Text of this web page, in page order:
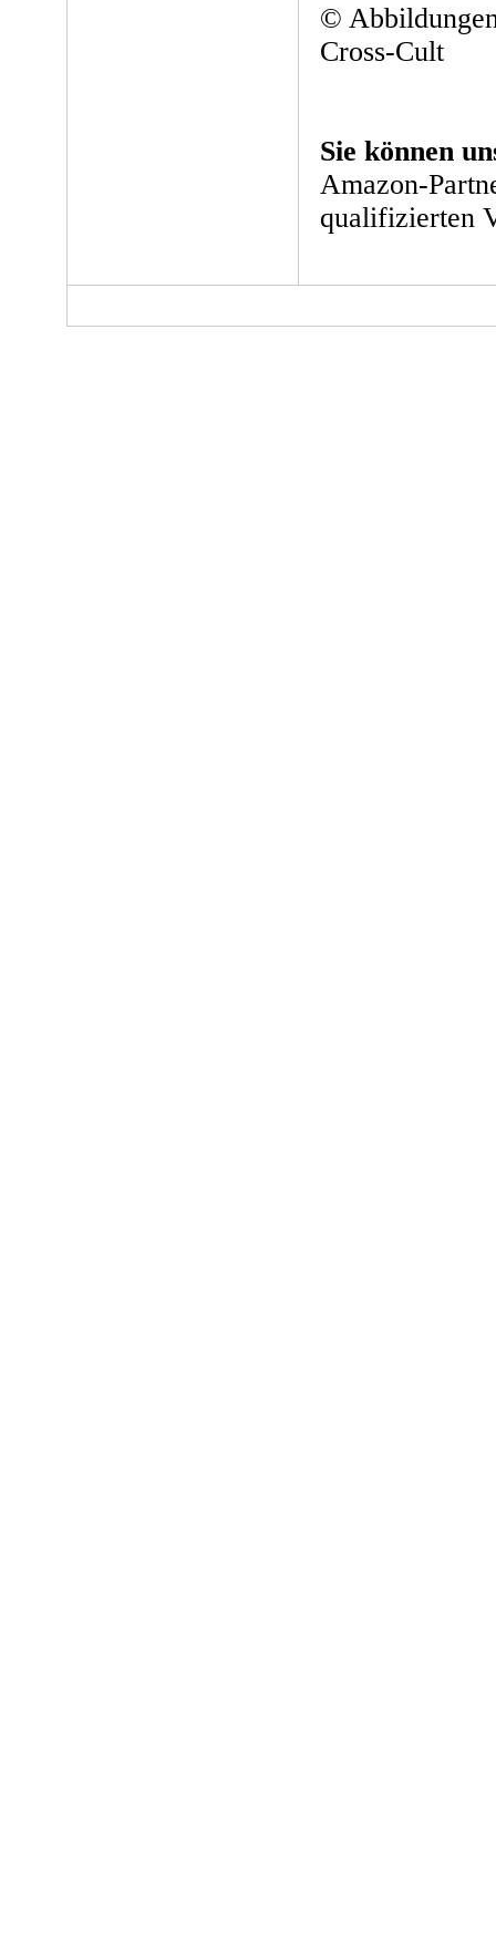
©
Cross-Cult
Sie können
Amazon-
qualifizierten